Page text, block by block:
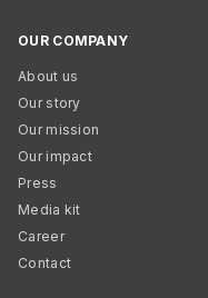
OUR COMPANY
About us
Our story
Our mission
Our impact
Press
Media kit
Career
Contact